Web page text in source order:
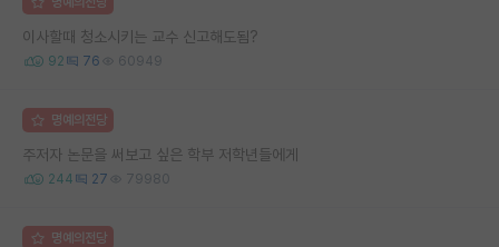
이사할때 청소시키는 교수 신고해도됨?
92 76 60949
명예의전당
주저자 논문을 써보고 싶은 학부 저학년들에게
244 27 79980
명예의전당